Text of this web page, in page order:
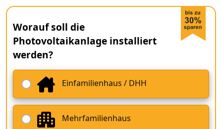
Worauf soll die
Photovoltaikanlage installiert
werden?
Einfamilienhaus / DHH
Mehrfamilienhaus